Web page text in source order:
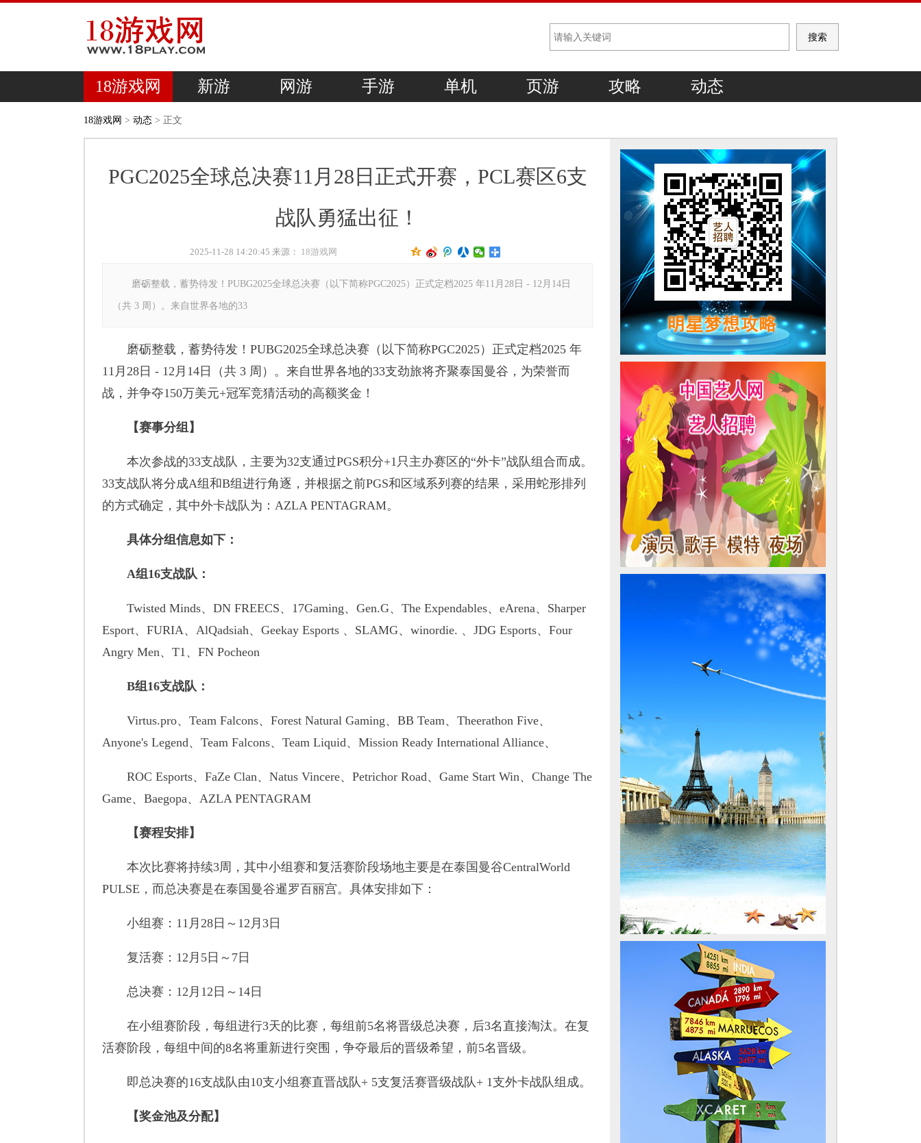
18游戏网 新游 网游 手游 单机 页游 攻略 动态
18游戏网 > 动态 > 正文
PGC2025全球总决赛11月28日正式开赛，PCL赛区6支
战队勇猛出征！
2025-11-28 14:20:45 来源： 18游戏网
磨砺整载，蓄势待发！PUBG2025全球总决赛（以下简称PGC2025）正式定档2025 年11月28日 - 12月14日
（共 3 周）。来自世界各地的33
磨砺整载，蓄势待发！PUBG2025全球总决赛（以下简称PGC2025）正式定档2025 年
11月28日 - 12月14日（共 3 周）。来自世界各地的33支劲旅将齐聚泰国曼谷，为荣誉而
战，并争夺150万美元+冠军竞猜活动的高额奖金！
【赛事分组】
本次参战的33支战队，主要为32支通过PGS积分+1只主办赛区的“外卡”战队组合而成。
33支战队将分成A组和B组进行角逐，并根据之前PGS和区域系列赛的结果，采用蛇形排列
的方式确定，其中外卡战队为：AZLA PENTAGRAM。
具体分组信息如下：
A组16支战队：
Twisted Minds、DN FREECS、17Gaming、Gen.G、The Expendables、eArena、Sharper
Esport、FURIA、AlQadsiah、Geekay Esports 、SLAMG、winordie. 、JDG Esports、Four
Angry Men、T1、FN Pocheon
B组16支战队：
Virtus.pro、Team Falcons、Forest Natural Gaming、BB Team、Theerathon Five、
Anyone's Legend、Team Falcons、Team Liquid、Mission Ready International Alliance、
ROC Esports、FaZe Clan、Natus Vincere、Petrichor Road、Game Start Win、Change The
Game、Baegopa、AZLA PENTAGRAM
【赛程安排】
本次比赛将持续3周，其中小组赛和复活赛阶段场地主要是在泰国曼谷CentralWorld
PULSE，而总决赛是在泰国曼谷暹罗百丽宫。具体安排如下：
小组赛：11月28日～12月3日
复活赛：12月5日～7日
总决赛：12月12日～14日
在小组赛阶段，每组进行3天的比赛，每组前5名将晋级总决赛，后3名直接淘汰。在复
活赛阶段，每组中间的8名将重新进行突围，争夺最后的晋级希望，前5名晋级。
即总决赛的16支战队由10支小组赛直晋战队+ 5支复活赛晋级战队+ 1支外卡战队组成。
【奖金池及分配】